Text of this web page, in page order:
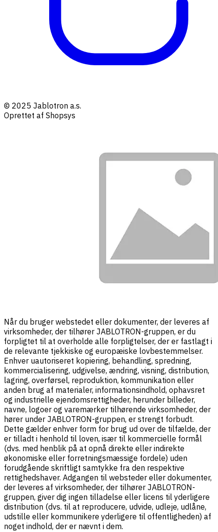
© 2025 Jablotron a.s.
Oprettet af Shopsys
Når du bruger webstedet eller dokumenter, der leveres af
virksomheder, der tilhører JABLOTRON-gruppen, er du
forpligtet til at overholde alle forpligtelser, der er fastlagt i
de relevante tjekkiske og europæiske lovbestemmelser.
Enhver uautoriseret kopiering, behandling, spredning,
kommercialisering, udgivelse, ændring, visning, distribution,
lagring, overførsel, reproduktion, kommunikation eller
anden brug af materialer, informationsindhold, ophavsret
og industrielle ejendomsrettigheder, herunder billeder,
navne, logoer og varemærker tilhørende virksomheder, der
hører under JABLOTRON-gruppen, er strengt forbudt.
Dette gælder enhver form for brug ud over de tilfælde, der
er tilladt i henhold til loven, især til kommercielle formål
(dvs. med henblik på at opnå direkte eller indirekte
økonomiske eller forretningsmæssige fordele) uden
forudgående skriftligt samtykke fra den respektive
rettighedshaver. Adgangen til websteder eller dokumenter,
der leveres af virksomheder, der tilhører JABLOTRON-
gruppen, giver dig ingen tilladelse eller licens til yderligere
distribution (dvs. til at reproducere, udvide, udleje, udlåne,
udstille eller kommunikere yderligere til offentligheden) af
noget indhold, der er nævnt i dem.